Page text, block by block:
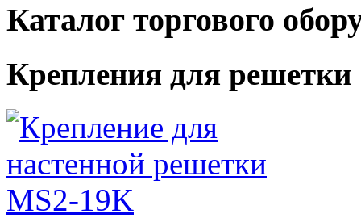
Каталог торгового
Крепления для решетки